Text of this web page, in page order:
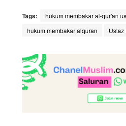
Tags:
hukum membakar al-qur'an
hukum membakar alquran
Ustaz